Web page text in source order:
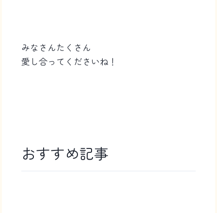
みなさんたくさん
愛し合ってくださいね！
おすすめ記事